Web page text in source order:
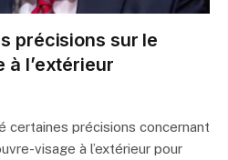
précisions sur le
à l’extérieur
certaines précisions concernant
visage à l’extérieur pour